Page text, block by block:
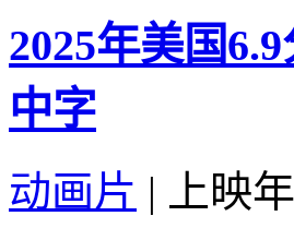
2025年美国
中字
动画片 | 上映